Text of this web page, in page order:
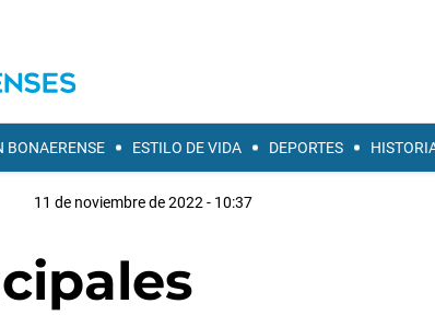
BONAERENSE ESTILO DE VIDA DEPORTES
11 de noviembre de 2022 - 10:37